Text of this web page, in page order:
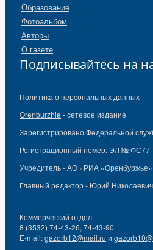
Образование
Фотоальбом
Авторы
О газете
Подписывайтесь на
Политика о персональных данных
Orenburzhie - сетевое издание
Зарегистрировано Федеральной
Регистрационный номер: ЭЛ № ФС77-
Учредитель - АО «РИА
Главный редактор - Юрий
Коммерческий отдел:
8 (3532) 74-43-26, 74-43-90
E-mail:gazorb12@mail.ru и